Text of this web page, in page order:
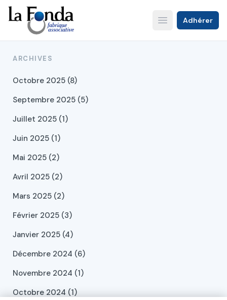
Aller
au
contenu
principal
Open main menu
Adhérer
ARCHIVES
Octobre 2025 (8)
Septembre 2025 (5)
Juillet 2025 (1)
Juin 2025 (1)
Mai 2025 (2)
Avril 2025 (2)
Mars 2025 (2)
Février 2025 (3)
Janvier 2025 (4)
Décembre 2024 (6)
Novembre 2024 (1)
Octobre 2024 (1)